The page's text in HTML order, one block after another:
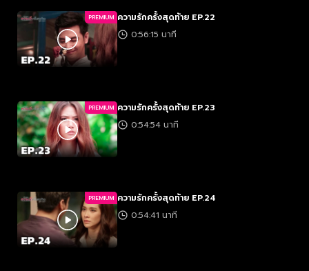
PREMIUM ความรักครั้งสุดท้าย EP.22
0:56:15 นาที
PREMIUM ความรักครั้งสุดท้าย EP.23
0:54:54 นาที
PREMIUM ความรักครั้งสุดท้าย EP.24
0:54:41 นาที